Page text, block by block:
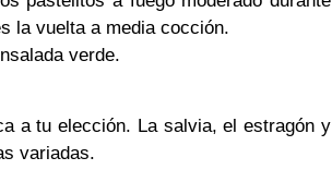
la vuelta a media cocción.
verde.
a tu elección. La salvia, el estragón y
variadas.